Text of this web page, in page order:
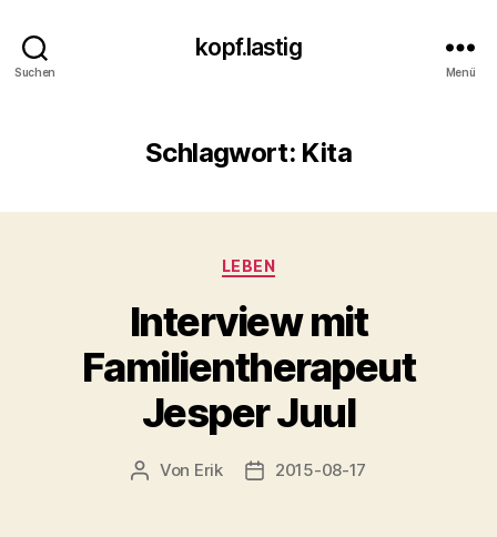
Suchen
kopf.lastig
Menü
Schlagwort: Kita
Kategorien
LEBEN
Interview mit
Familientherapeut
Jesper Juul
Beitragsautor
Von Erik Veröffentlichungsdatum
2015-08-17